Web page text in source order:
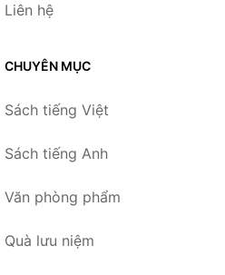
Liên hệ
CHUYÊN MỤC
Sách tiếng Việt
Sách tiếng Anh
Văn phòng phẩm
Quà lưu niệm